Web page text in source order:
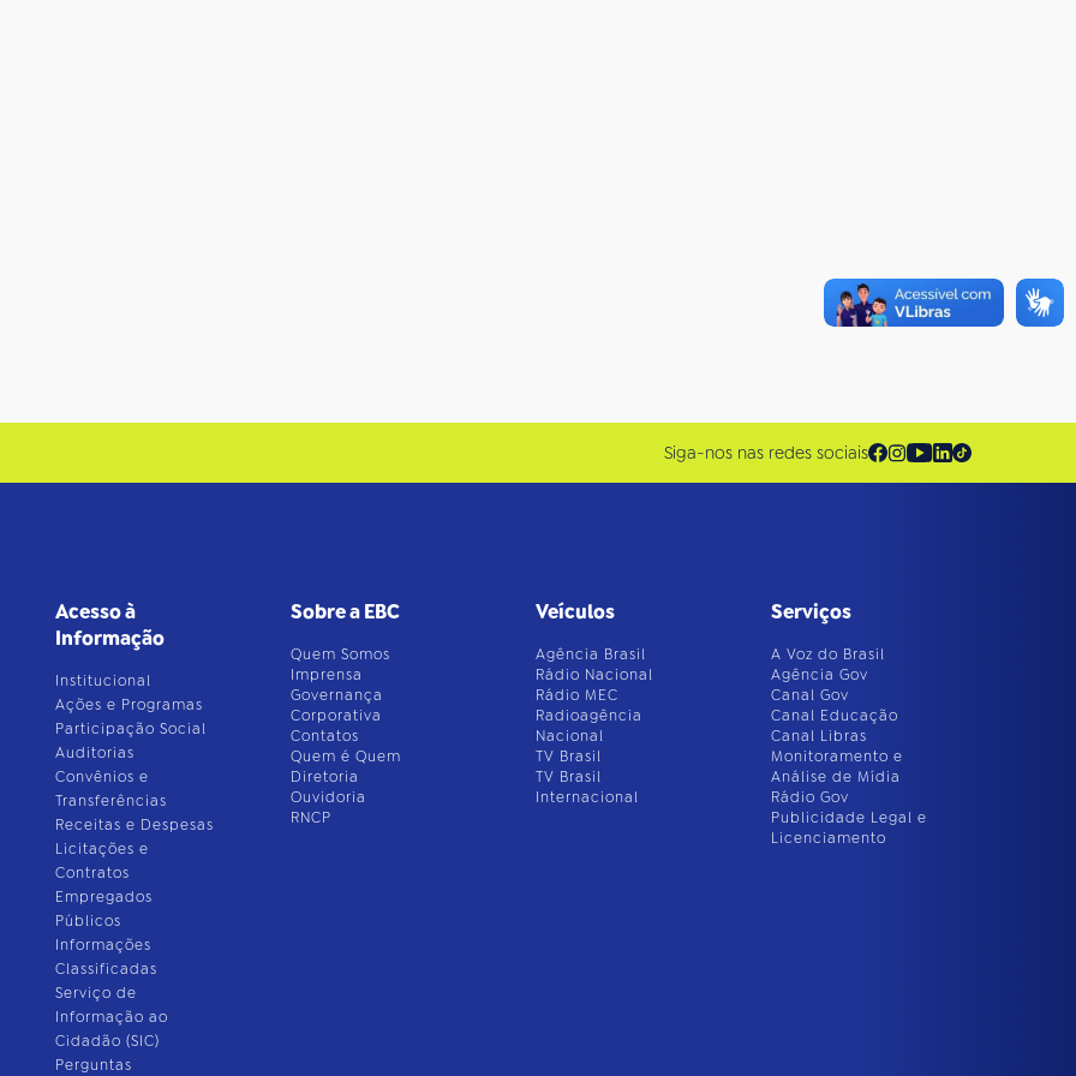
Siga-nos nas redes sociais
Acesso à
Informação
Institucional
Ações e Programas
Participação Social
Auditorias
Convênios e
Transferências
Receitas e Despesas
Licitações e
Contratos
Empregados
Públicos
Informações
Classificadas
Serviço de
Informação ao
Cidadão (SIC)
Perguntas
Sobre a EBC
Quem Somos
Imprensa
Governança
Corporativa
Contatos
Quem é Quem
Diretoria
Ouvidoria
RNCP
Veículos
Agência Brasil
Rádio Nacional
Rádio MEC
Radioagência
Nacional
TV Brasil
TV Brasil
Internacional
Serviços
A Voz do Brasil
Agência Gov
Canal Gov
Canal Educação
Canal Libras
Monitoramento e
Análise de Mídia
Rádio Gov
Publicidade Legal e
Licenciamento